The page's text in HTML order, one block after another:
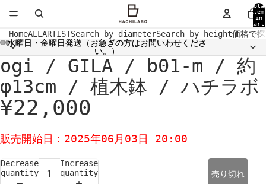
in
0
HomeALL ARTISTSearch by diameterSearch by height価格で
水曜日・金曜日発送（お急ぎの方はお問いわせくださ
い。）
水曜日・金曜日発送（お急ぎの方はお問いわせくださ
い。）
Open
image
full
screen
Open
image
full
screen
Open
image
full
screen
Open
image
full
screen
Open
image
full
screen
Open
image
full
screen
Open
image
full
screen
Open
image
full
screen
ogi / GILA / b01-m / 約
φ13cm / 植木鉢 / ハチラボ
¥22,000
販売開始日：2025年06月03日 20:00
Decrease
quantity
Increase
quantity
売り切れ